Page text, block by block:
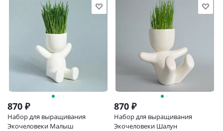
870 ₽
Набор для выращивания
Экочеловеки Малыш
870 ₽
Набор для выращивания
Экочеловеки Шалун